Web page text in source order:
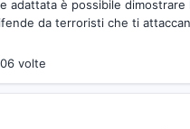
adattata è possibile
da terroristi che ti
volte